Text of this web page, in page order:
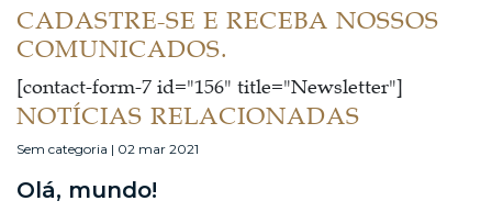
CADASTRE-SE E RECEBA NOSSOS
COMUNICADOS.
[contact-form-7 id="156" title="Newsletter"]
NOTÍCIAS RELACIONADAS
Sem categoria | 02 mar 2021
Olá, mundo!